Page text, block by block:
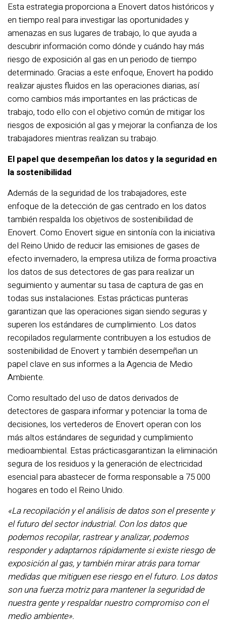
Esta estrategia proporciona a Enovert datos históricos y
en tiempo real para investigar las oportunidades y
amenazas en sus lugares de trabajo, lo que ayuda a
descubrir información como dónde y cuándo hay más
riesgo de exposición al gas en un periodo de tiempo
determinado. Gracias a este enfoque, Enovert ha podido
realizar ajustes fluidos en las operaciones diarias, así
como cambios más importantes en las prácticas de
trabajo, todo ello con el objetivo común de mitigar los
riesgos de exposición al gas y mejorar la confianza de los
trabajadores mientras realizan su trabajo.
El papel que desempeñan los datos y la seguridad en
la sostenibilidad
Además de la seguridad de los trabajadores, este
enfoque de la detección de gas centrado en los datos
también respalda los objetivos de sostenibilidad de
Enovert. Como Enovert sigue en sintonía con la iniciativa
del Reino Unido de reducir las emisiones de gases de
efecto invernadero, la empresa utiliza de forma proactiva
los datos de sus detectores de gas para realizar un
seguimiento y aumentar su tasa de captura de gas en
todas sus instalaciones. Estas prácticas punteras
garantizan que las operaciones sigan siendo seguras y
superen los estándares de cumplimiento. Los datos
recopilados regularmente contribuyen a los estudios de
sostenibilidad de Enovert y también desempeñan un
papel clave en sus informes a la Agencia de Medio
Ambiente.
Como resultado del uso de datos derivados de
detectores de gaspara informar y potenciar la toma de
decisiones, los vertederos de Enovert operan con los
más altos estándares de seguridad y cumplimiento
medioambiental. Estas prácticasgarantizan la eliminación
segura de los residuos y la generación de electricidad
esencial para abastecer de forma responsable a 75 000
hogares en todo el Reino Unido.
«La recopilación y el análisis de datos son el presente y
el futuro del sector industrial. Con los datos que
podemos recopilar, rastrear y analizar, podemos
responder y adaptarnos rápidamente si existe riesgo de
exposición al gas, y también mirar atrás para tomar
medidas que mitiguen ese riesgo en el futuro. Los datos
son una fuerza motriz para mantener la seguridad de
nuestra gente y respaldar nuestro compromiso con el
medio ambiente».